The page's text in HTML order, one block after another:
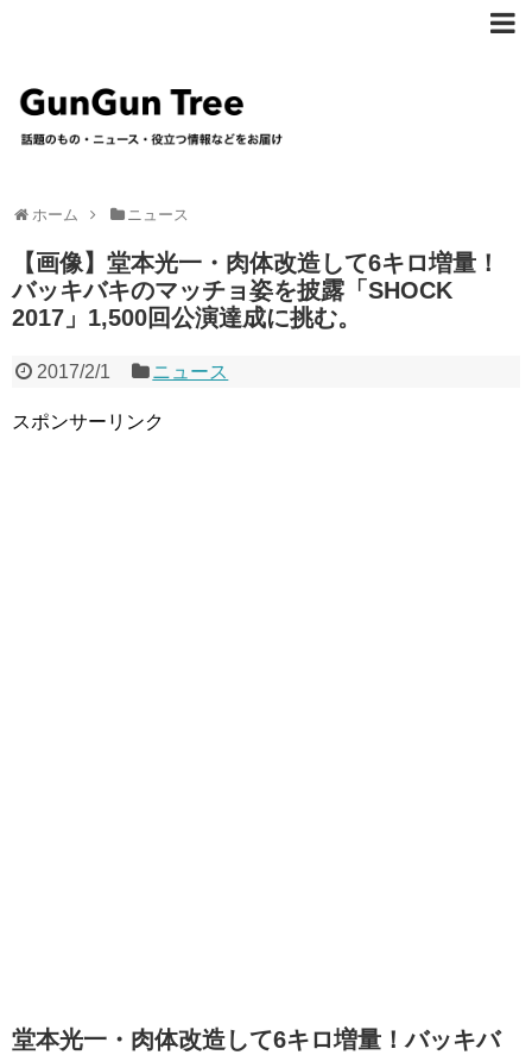
ホーム ニュース
【画像】堂本光一・肉体改造して6キロ増量！
バッキバキのマッチョ姿を披露「SHOCK
2017」1,500回公演達成に挑む。
2017/2/1 ニュース
スポンサーリンク
堂本光一・肉体改造して6キロ増量！バッキバ